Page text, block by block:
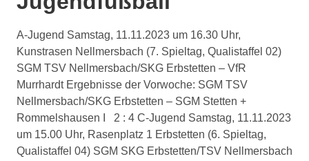
A-Jugend Samstag, 11.11.2023 um 16.30 Uhr,
Kunstrasen Nellmersbach (7. Spieltag, Qualistaffel 02)
SGM TSV Nellmersbach/SKG Erbstetten – VfR
Murrhardt Ergebnisse der Vorwoche: SGM TSV
Nellmersbach/SKG Erbstetten – SGM Stetten +
Rommelshausen I 2 : 4 C-Jugend Samstag, 11.11.2023
um 15.00 Uhr, Rasenplatz 1 Erbstetten (6. Spieltag,
Qualistaffel 04) SGM SKG Erbstetten/TSV Nellmersbach